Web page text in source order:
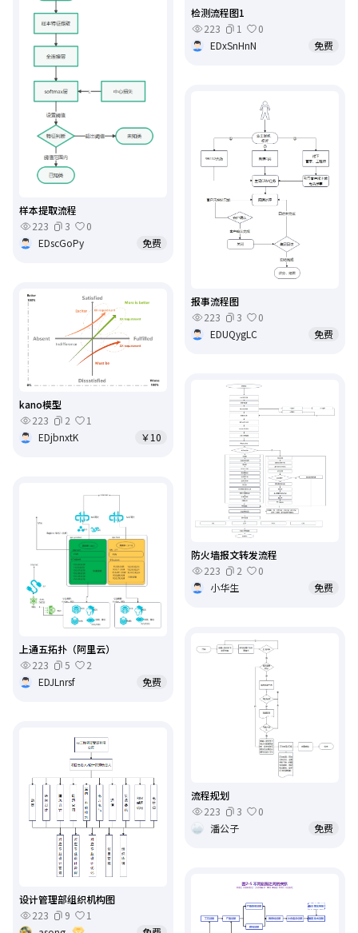
检测流程图1
223
1
0
EDxSnHnN
免费
样本提取流程
223
3
0
EDscGoPy
免费
报事流程图
223
3
0
EDUQygLC
免费
kano模型
223
2
1
EDjbnxtK
￥10
防火墙报文转发流程
223
2
0
小华生
免费
上通五拓扑（阿里云）
223
5
2
EDJLnrsf
免费
流程规划
223
3
0
潘公子
免费
设计管理部组织机构图
223
9
1